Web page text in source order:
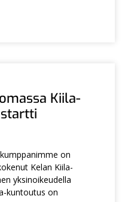
Kiila-
on
Kelan Kiila-
yksinoikeudella
kuntoutus on